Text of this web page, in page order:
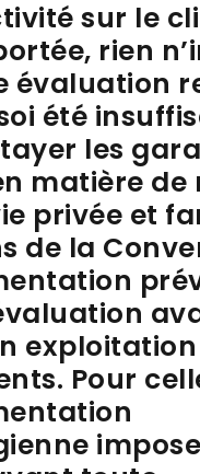
sur le
rien
évaluation
été
les
matière de
privée et
de la
Pour